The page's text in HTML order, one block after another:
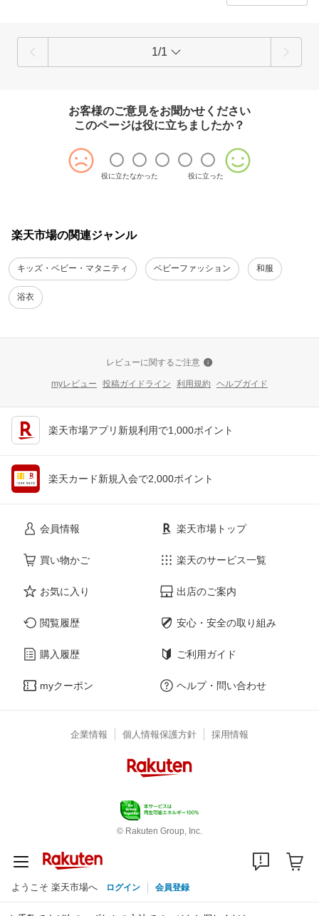
1/1
お客様のご意見をお聞かせください
このページは役に立ちましたか？
役に立たなかった 役に立った
楽天市場の関連ジャンル
キッズ・ベビー・マタニティ ベビーファッション 和服
浴衣
レビューに関するご注意
myレビュー 投稿ガイドライン 利用規約 ヘルプガイド
楽天市場アプリ新規利用で1,000ポイント
楽天カード新規入会で2,000ポイント
会員情報
買い物かご
お気に入り
閲覧履歴
購入履歴
myクーポン
楽天市場トップ
楽天のサービス一覧
出店のご案内
安心・安全の取り組み
ご利用ガイド
ヘルプ・問い合わせ
企業情報 個人情報保護方針 採用情報
© Rakuten Group, Inc.
ようこそ 楽天市場へ ログイン 会員登録